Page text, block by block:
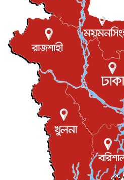
আন্তর্জাতিক
এবার ওটিটিতে মুক্তি পেল
বিনোদন
রিয়ালকে ‘না’ বলা রদ্রির
খেলাধুলা
শিল্পকলায় চলচ্চিত্র
বিনোদন
ইস্ট লন্ডন মসজিদের
লেন্স...
ইসলাম ও জীবন
সিলেটের কন্যা মোহিনী
দেশজুড়ে